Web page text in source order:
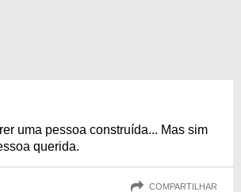
uma pessoa construída... Mas sim
querida.
COMPARTILHAR